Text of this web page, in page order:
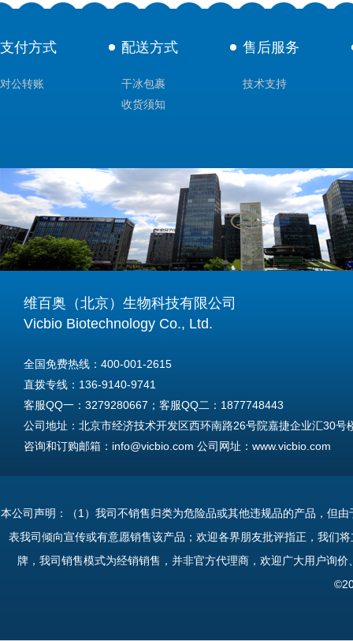
支付方式
对公转账
配送方式
干冰包裹
收货须知
售后服务
技术支持
维百奥（北京）生物科技有限公司
Vicbio Biotechnology Co., Ltd.
全国免费热线：400-001-2615
直拨专线：136-9140-9741
客服QQ一：3279280667；客服QQ二：1877748443
公司地址：北京市经济技术开发区西环南路26号院嘉捷企业汇30号
咨询和订购邮箱：info@vicbio.com 公司网址：www.vicbio.com
Tel: +86-13691409741
Address: Room 603, Floor 6, Building 30A, No.26, Xihuannan
本公司声明：（1）我司不销售归类为危险品或其他违规品的产品，但
表我司倾向宣传或有意愿销售该产品；欢迎各界朋友批评指正，我们
牌，我司销售模式为经销销售，并非官方代理商，欢迎广大用户询